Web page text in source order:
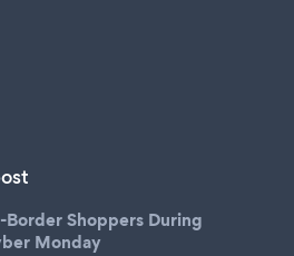
Shoppers During
Monday